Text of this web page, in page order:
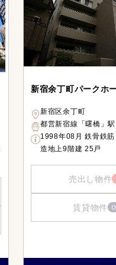
新宿余丁町パークホ
新宿区余丁町
都営新宿線「曙橋」
1998年08月 鉄骨鉄
造地上9階建 25戸
売出し物件
賃貸物件 0